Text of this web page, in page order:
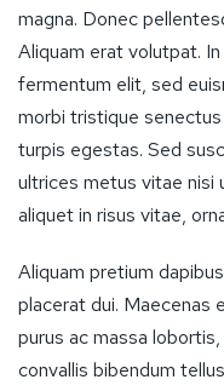
magna. Donec
Aliquam erat volutpat.
fermentum elit, sed
morbi tristique
turpis egestas. Sed
ultrices metus vitae nisi
aliquet in risus vitae,
Aliquam pretium
placerat dui. Maecenas
purus ac massa
convallis bibendum